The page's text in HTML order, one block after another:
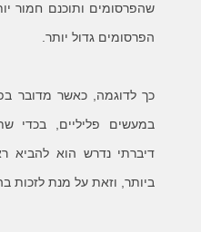
שהפרסומים ותוכנם חמור
הפרסומים גדול יותר.
כך לדוגמה, כאשר מדובר
במעשים פליליים, בכדי
דיברתי נדרש הוא להביא
ביותר, וזאת על מנת לזכות